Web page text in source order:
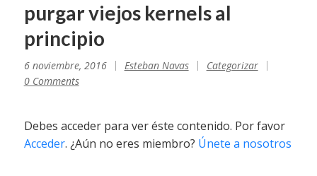
purgar viejos kernels al
principio
6 noviembre, 2016 Esteban Navas
Categorizar
0 Comments
Debes acceder para ver éste contenido. Por favor
Acceder. ¿Aún no eres miembro? Únete a nosotros